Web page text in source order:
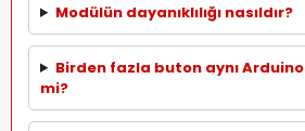
Modülün dayanıklılığı nasıldır?
Birden fazla buton aynı
mi?